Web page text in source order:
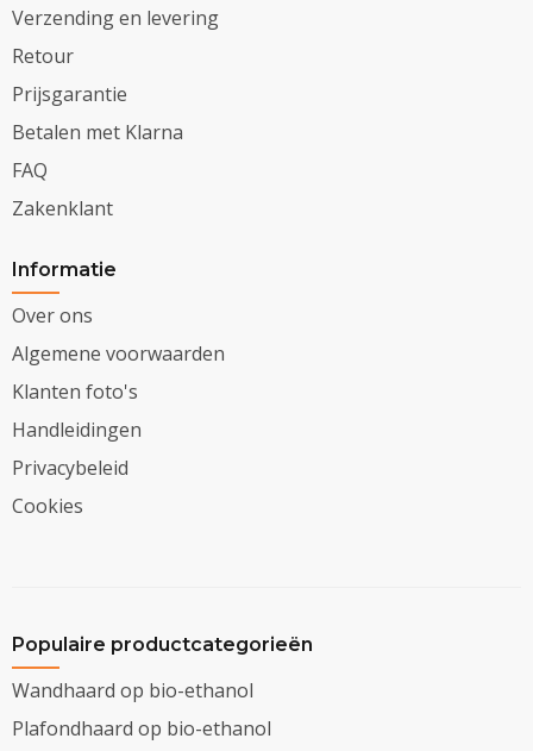
Verzending en levering
Retour
Prijsgarantie
Betalen met Klarna
FAQ
Zakenklant
Informatie
Over ons
Algemene voorwaarden
Klanten foto's
Handleidingen
Privacybeleid
Cookies
Populaire productcategorieën
Wandhaard op bio-ethanol
Plafondhaard op bio-ethanol